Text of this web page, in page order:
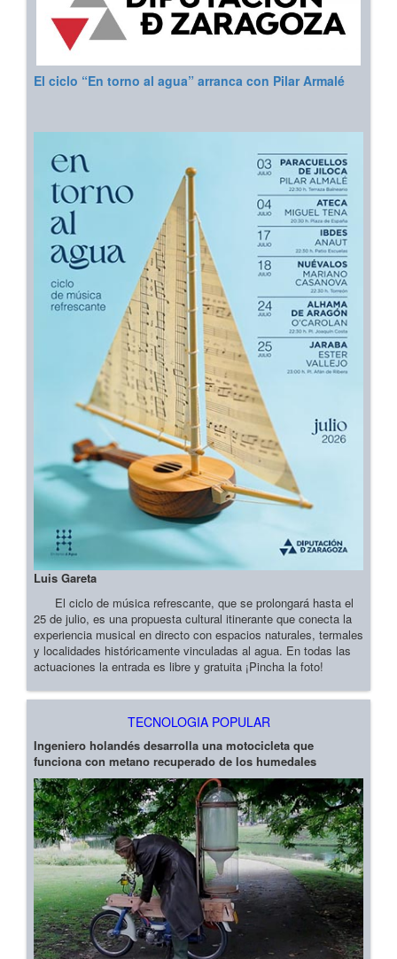
El ciclo “En torno al agua” arranca con Pilar Armalé
Luis Gareta
El ciclo de música refrescante, que se prolongará hasta el
25 de julio, es una propuesta cultural itinerante que conecta la
experiencia musical en directo con espacios naturales, termales
y localidades históricamente vinculadas al agua. En todas las
actuaciones la entrada es libre y gratuita ¡Pincha la foto!
TECNOLOGIA POPULAR
Ingeniero holandés desarrolla una motocicleta que
funciona con metano recuperado de los humedales